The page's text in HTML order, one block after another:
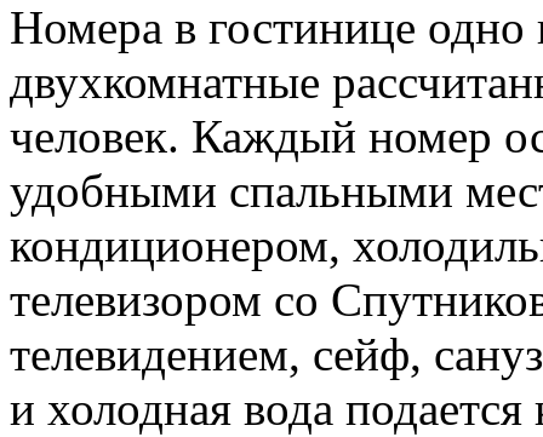
Номера в гостинице одно
двухкомнатные
человек. Каждый номер
удобными спальными
кондиционером,
телевизором со
телевидением, сейф,
и холодная вода